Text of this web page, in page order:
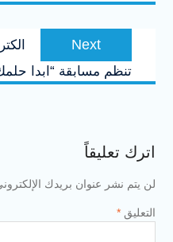
Next
Next
post:
تنظم مسابقة “ابدا
اترك تعليقاً
لن يتم نشر عنوان بريدك
التعليق *